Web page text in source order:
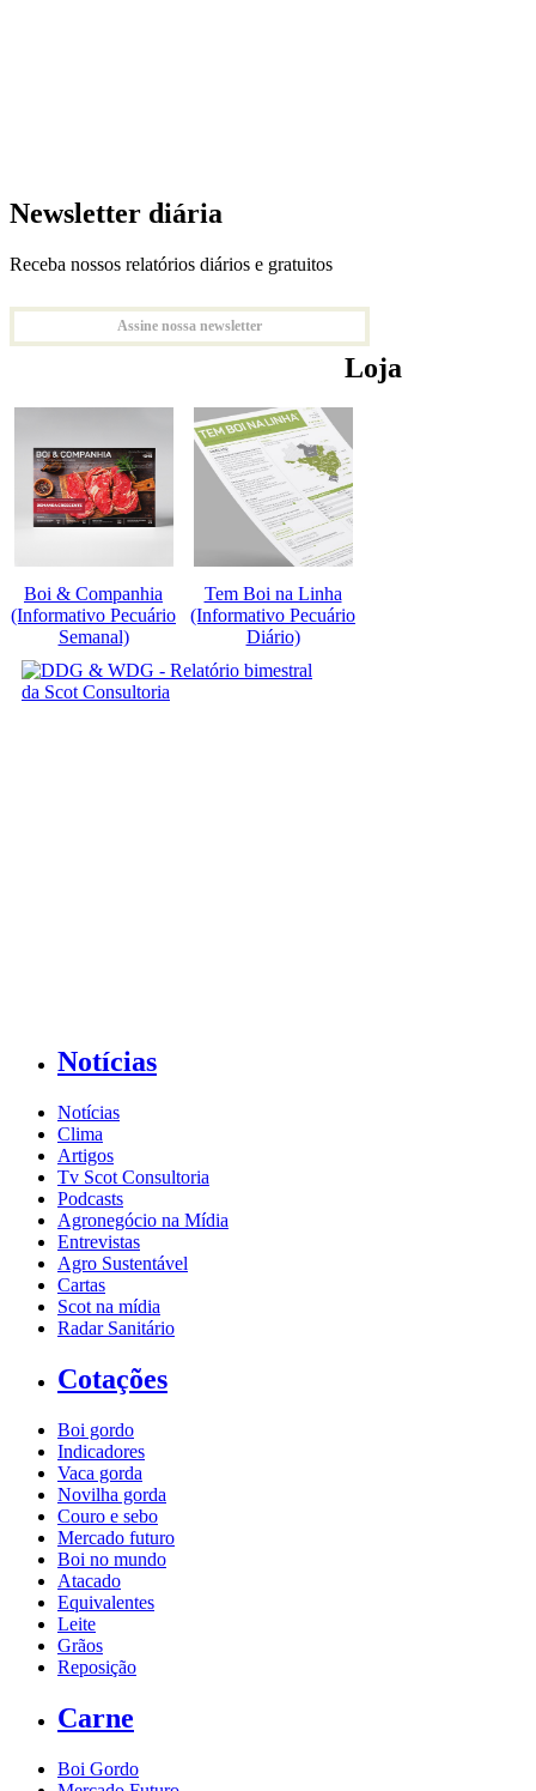
Newsletter diária
Receba nossos relatórios diários e gratuitos
Assine nossa newsletter
Loja
Boi & Companhia
(Informativo Pecuário
Semanal)
Tem Boi na Linha
(Informativo Pecuário
Diário)
Notícias
Notícias
Clima
Artigos
Tv Scot Consultoria
Podcasts
Agronegócio na Mídia
Entrevistas
Agro Sustentável
Cartas
Scot na mídia
Radar Sanitário
Cotações
Boi gordo
Indicadores
Vaca gorda
Novilha gorda
Couro e sebo
Mercado futuro
Boi no mundo
Atacado
Equivalentes
Leite
Grãos
Reposição
Carne
Boi Gordo